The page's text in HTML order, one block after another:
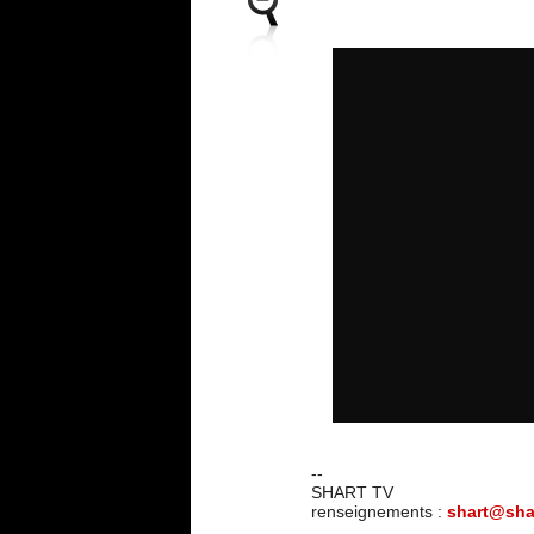
--
SHART TV
renseignements :